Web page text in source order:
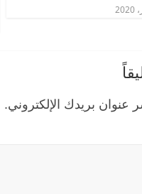
عنوان بريدك الإلكتروني.